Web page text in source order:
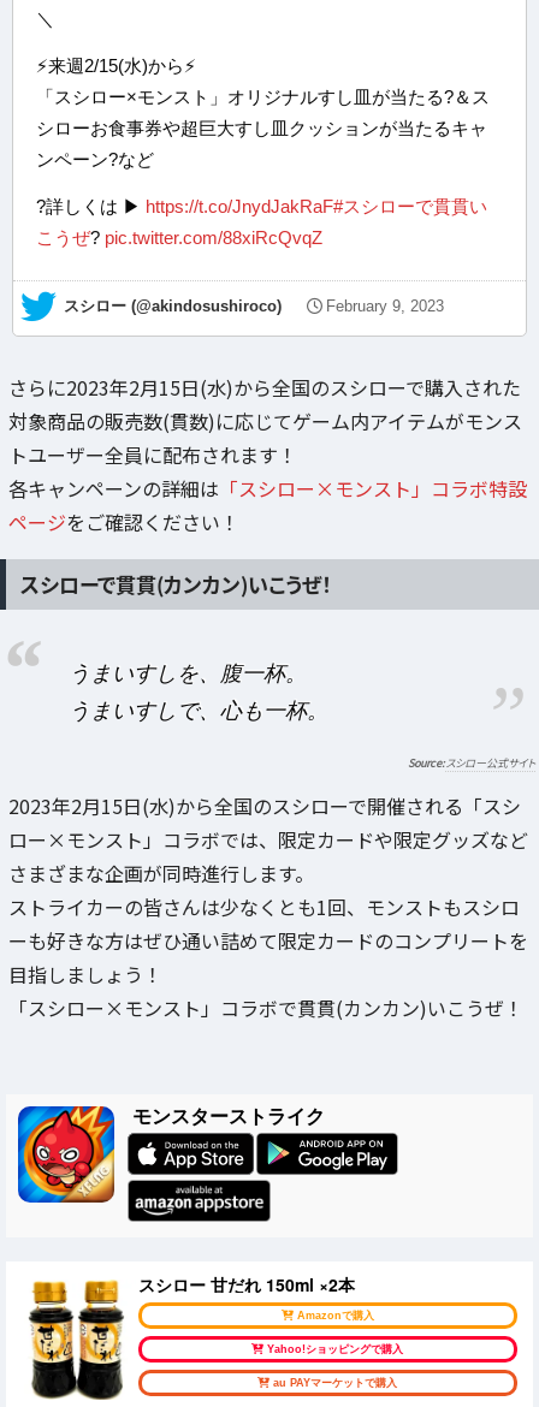
＼
⚡来週2/15(水)から⚡
「スシロー×モンスト」オリジナルすし皿が当たる?＆ス
シローお食事券や超巨大すし皿クッションが当たるキャ
ンペーン?など
?詳しくは ▶ https://t.co/JnydJakRaF#スシローで貫貫い
こうぜ? pic.twitter.com/88xiRcQvqZ
— スシロー (@akindosushiroco) February 9, 2023
さらに2023年2月15日(水)から全国のスシローで購入された
対象商品の販売数(貫数)に応じてゲーム内アイテムがモンス
トユーザー全員に配布されます！
各キャンペーンの詳細は 「スシロー×モンスト」コラボ特設
ページをご確認ください！
スシローで貫貫(カンカン)いこうぜ！
うまいすしを、腹一杯。
うまいすしで、心も一杯。
スシロー公式サイト
2023年2月15日(水)から全国のスシローで開催される「スシ
ロー×モンスト」コラボでは、限定カードや限定グッズなど
さまざまな企画が同時進行します。
ストライカーの皆さんは少なくとも1回、モンストもスシロ
ーも好きな方はぜひ通い詰めて限定カードのコンプリートを
目指しましょう！
「スシロー×モンスト」コラボで貫貫(カンカン)いこうぜ！
モンスターストライク
スシロー 甘だれ 150ml ×2本
Amazonで購入
Yahoo!ショッピングで購入
au PAYマーケットで購入